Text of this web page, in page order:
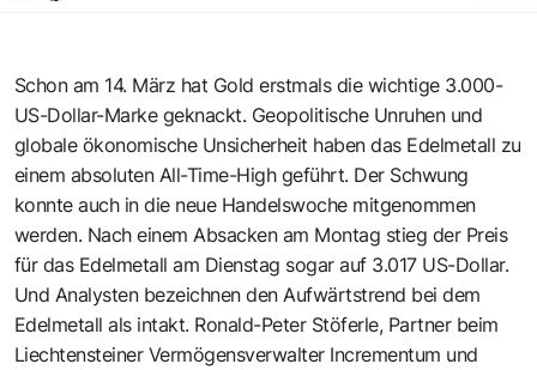
Schon am 14. März hat Gold erstmals die wichtige 3.000-
US-Dollar-Marke geknackt. Geopolitische Unruhen und
globale ökonomische Unsicherheit haben das Edelmetall zu
einem absoluten All-Time-High geführt. Der Schwung
konnte auch in die neue Handelswoche mitgenommen
werden. Nach einem Absacken am Montag stieg der Preis
für das Edelmetall am Dienstag sogar auf 3.017 US-Dollar.
Und Analysten bezeichnen den Aufwärtstrend bei dem
Edelmetall als intakt. Ronald-Peter Stöferle, Partner beim
Liechtensteiner Vermögensverwalter Incrementum und